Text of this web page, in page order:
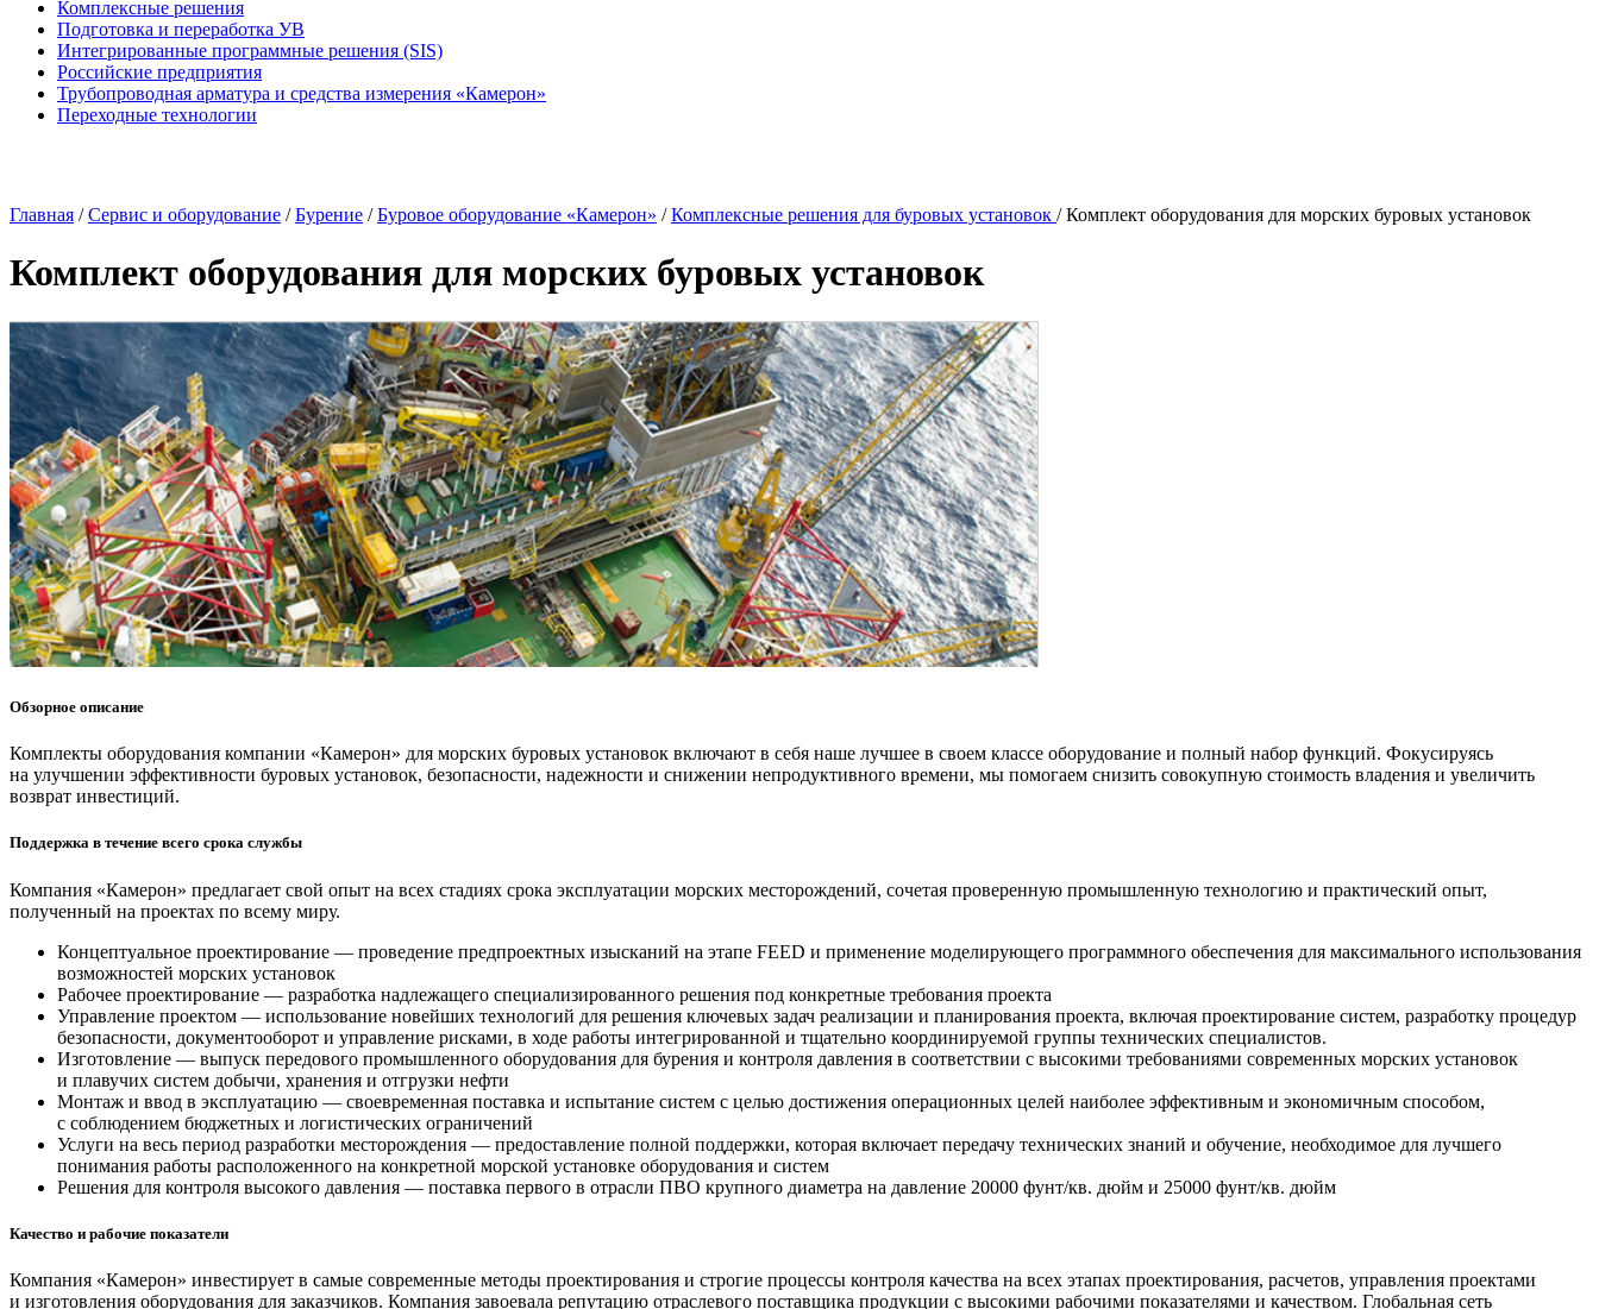
Комплексные решения
Подготовка и переработка УВ
Интегрированные программные решения (SIS)
Российские предприятия
Трубопроводная арматура и средства измерения «Камерон»
Переходные технологии
Главная /Сервис и оборудование /Бурение /Буровое оборудование «Камерон» /Комплексные решения для буровых установок /Комплект оборудования для морских буровых установок
Комплект оборудования для морских буровых установок
Обзорное описание
Комплекты оборудования компании «Камерон» для морских буровых установок включают в себя наше лучшее в своем классе оборудование и полный набор функций. Фокусируясь
на улучшении эффективности буровых установок, безопасности, надежности и снижении непродуктивного времени, мы помогаем снизить совокупную стоимость владения и увеличить
возврат инвестиций.
Поддержка в течение всего срока службы
Компания «Камерон» предлагает свой опыт на всех стадиях срока эксплуатации морских месторождений, сочетая проверенную промышленную технологию и практический опыт,
полученный на проектах по всему миру.
Концептуальное проектирование — проведение предпроектных изысканий на этапе FEED и применение моделирующего программного обеспечения для максимального использования
возможностей морских установок
Рабочее проектирование — разработка надлежащего специализированного решения под конкретные требования проекта
Управление проектом — использование новейших технологий для решения ключевых задач реализации и планирования проекта, включая проектирование систем, разработку процедур
безопасности, документооборот и управление рисками, в ходе работы интегрированной и тщательно координируемой группы технических специалистов.
Изготовление — выпуск передового промышленного оборудования для бурения и контроля давления в соответствии с высокими требованиями современных морских установок
и плавучих систем добычи, хранения и отгрузки нефти
Монтаж и ввод в эксплуатацию — своевременная поставка и испытание систем с целью достижения операционных целей наиболее эффективным и экономичным способом,
с соблюдением бюджетных и логистических ограничений
Услуги на весь период разработки месторождения — предоставление полной поддержки, которая включает передачу технических знаний и обучение, необходимое для лучшего
понимания работы расположенного на конкретной морской установке оборудования и систем
Решения для контроля высокого давления — поставка первого в отрасли ПВО крупного диаметра на давление 20000 фунт/кв. дюйм и 25000 фунт/кв. дюйм
Качество и рабочие показатели
Компания «Камерон» инвестирует в самые современные методы проектирования и строгие процессы контроля качества на всех этапах проектирования, расчетов, управления проектами
и изготовления оборудования для заказчиков. Компания завоевала репутацию отраслевого поставщика продукции с высокими рабочими показателями и качеством. Глобальная сеть